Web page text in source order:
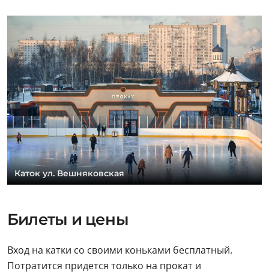
Каток ул. Вешняковская
Билеты и цены
Вход на катки со своими коньками бесплатный.
Потратится придется только на прокат и